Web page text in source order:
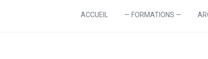
ACCUEIL — FORMATIONS —